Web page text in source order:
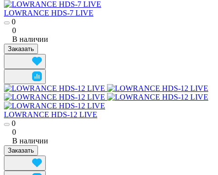
LOWRANCE HDS-7 LIVE
0
0
В наличии
Заказать
LOWRANCE HDS-12 LIVE
0
0
В наличии
Заказать